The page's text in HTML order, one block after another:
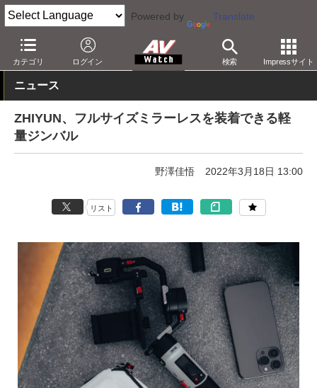
Powered by Translate
カテゴリ ログイン 検索 Impressサイト
AV Watch 製品 映像制作
ニュース
ZHIYUN、フルサイズミラーレスを装着できる軽
量ジンバル
野澤佳悟 2022年3月18日 13:00
リスト